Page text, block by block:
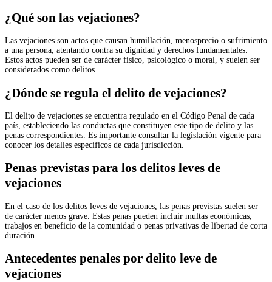
¿Qué son las vejaciones?
Las vejaciones son actos que causan humillación, menosprecio o sufrimiento
a una persona, atentando contra su dignidad y derechos fundamentales.
Estos actos pueden ser de carácter físico, psicológico o moral, y suelen ser
considerados como delitos.
¿Dónde se regula el delito de vejaciones?
El delito de vejaciones se encuentra regulado en el Código Penal de cada
país, estableciendo las conductas que constituyen este tipo de delito y las
penas correspondientes. Es importante consultar la legislación vigente para
conocer los detalles específicos de cada jurisdicción.
Penas previstas para los delitos leves de
vejaciones
En el caso de los delitos leves de vejaciones, las penas previstas suelen ser
de carácter menos grave. Estas penas pueden incluir multas económicas,
trabajos en beneficio de la comunidad o penas privativas de libertad de corta
duración.
Antecedentes penales por delito leve de
vejaciones